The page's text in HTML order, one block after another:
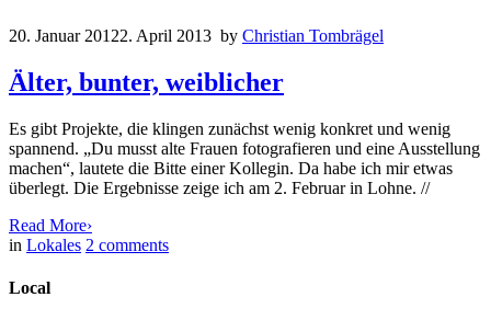
20. Januar 20122. April 2013 by Christian Tombrägel
Älter, bunter, weiblicher
Es gibt Projekte, die klingen zunächst wenig konkret und wenig
spannend. „Du musst alte Frauen fotografieren und eine Ausstellung
machen“, lautete die Bitte einer Kollegin. Da habe ich mir etwas
überlegt. Die Ergebnisse zeige ich am 2. Februar in Lohne. //
Read More›
in Lokales 2 comments
Local